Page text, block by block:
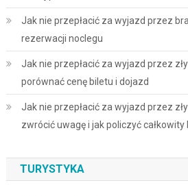
Jak nie przepłacić za wyjazd przez
rezerwacji noclegu
Jak nie przepłacić za wyjazd przez
porównać cenę biletu i dojazd
Jak nie przepłacić za wyjazd przez
zwrócić uwagę i jak policzyć całkowity
TURYSTYKA